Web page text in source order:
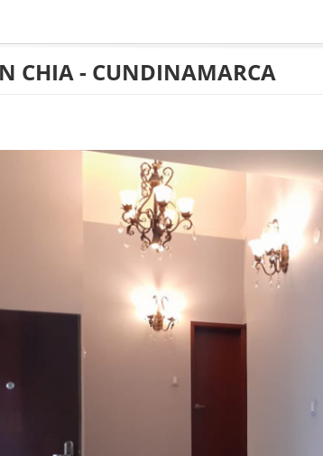
CHIA - CUNDINAMARCA